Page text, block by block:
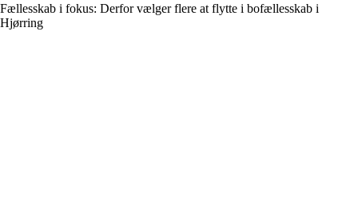
Fællesskab i fokus: Derfor vælger flere at flytte i bofællesskab i
Hjørring